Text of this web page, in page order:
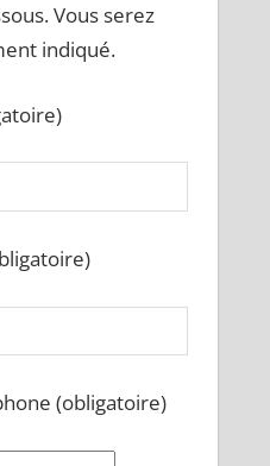
Vous serez
indiqué.
(obligatoire)